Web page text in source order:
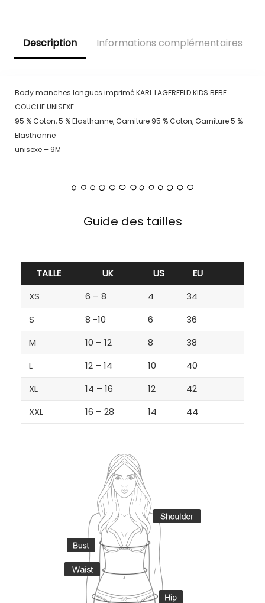
Description Informations complémentaires
Body manches longues imprimé KARL LAGERFELD KIDS BEBE
COUCHE UNISEXE
95 % Coton, 5 % Elasthanne, Garniture 95 % Coton, Garniture 5 %
Elasthanne
unisexe – 9M
Guide des tailles
TAILLE UK US
EU
XS
6 – 8 4
34
S
8 -10 6
36
M
10 – 12 8
38
L
12 – 14 10
40
XL
14 – 16 12
42
XXL
16 – 28 14 44